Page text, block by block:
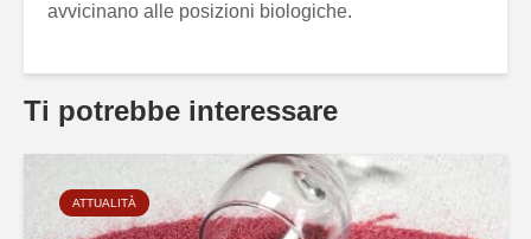
avvicinano alle posizioni biologiche.
Ti potrebbe interessare
ATTUALITÀ